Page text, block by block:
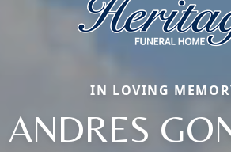
IN LOVING
ANDRES